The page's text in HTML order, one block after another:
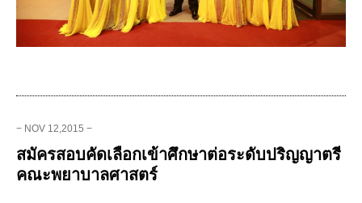
− NOV 12,2015 −
สมัครสอบคัดเลือกเข้าศึกษาต่อระดับปริญญาตรี
คณะพยาบาลศาสตร์